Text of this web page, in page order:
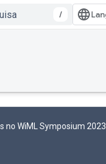
/
no WiML Symposium 2023